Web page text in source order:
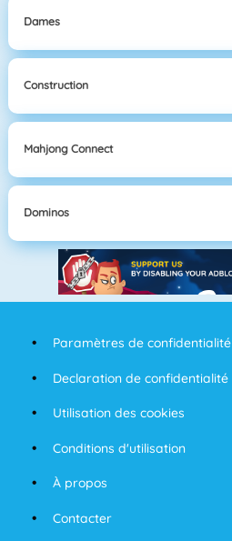
Dames
Construction
Mahjong Connect
Dominos
Paramètres de confidentialité
Declaration de confidentialité
Utilisation des cookies
Conditions d'utilisation
À propos
Contacter